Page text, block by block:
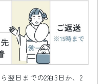
翌日までの2泊3日か、2